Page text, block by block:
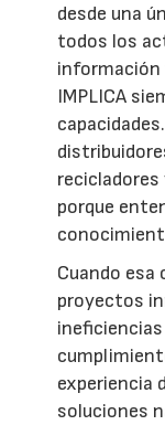
desde una
todos los
información
IMPLICA
porque
Cuando
proyectos
experiencia
soluciones